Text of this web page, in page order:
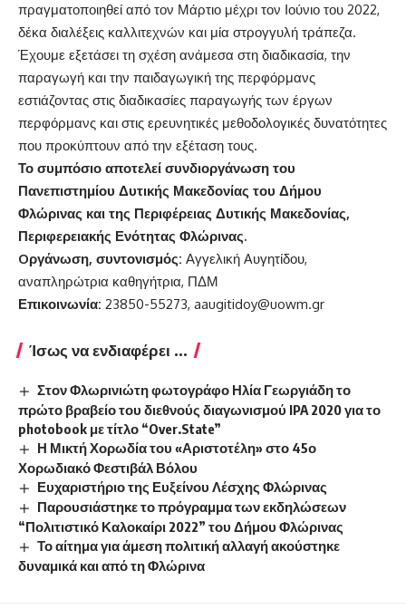
πραγματοποιηθεί από τον Μάρτιο μέχρι τον Ιούνιο του 2022,
δέκα διαλέξεις καλλιτεχνών και μία στρογγυλή τράπεζα.
Έχουμε εξετάσει τη σχέση ανάμεσα στη διαδικασία, την
παραγωγή και την παιδαγωγική της περφόρμανς
εστιάζοντας στις διαδικασίες παραγωγής των έργων
περφόρμανς και στις ερευνητικές μεθοδολογικές δυνατότητες
που προκύπτουν από την εξέταση τους.
Το συμπόσιο αποτελεί συνδιοργάνωση του
Πανεπιστημίου Δυτικής Μακεδονίας του Δήμου
Φλώρινας και της Περιφέρειας Δυτικής Μακεδονίας,
Περιφερειακής Ενότητας Φλώρινας.
Oργάνωση, συντονισμός: Αγγελική Aυγητίδου,
αναπληρώτρια καθηγήτρια, ΠΔΜ
Επικοινωνία: 23850-55273, aaugitidoy@uowm.gr
Ίσως να ενδιαφέρει ...
Στον Φλωρινιώτη φωτογράφο Ηλία Γεωργιάδη το
πρώτο βραβείο του διεθνούς διαγωνισμού IPA 2020 για το
photobook με τίτλο “Over.State”
Η Μικτή Χορωδία του «Αριστοτέλη» στο 45ο
Χορωδιακό Φεστιβάλ Βόλου
Ευχαριστήριο της Ευξείνου Λέσχης Φλώρινας
Παρουσιάστηκε το πρόγραμμα των εκδηλώσεων
“Πολιτιστικό Καλοκαίρι 2022” του Δήμου Φλώρινας
Το αίτημα για άμεση πολιτική αλλαγή ακούστηκε
δυναμικά και από τη Φλώρινα